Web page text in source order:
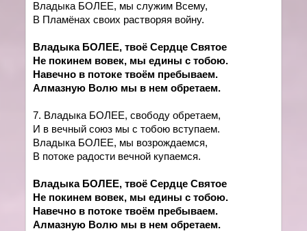
Владыка БОЛЕЕ, мы служим Всему,
В Пламёнах своих растворяя войну.
Владыка БОЛЕЕ, твоё Сердце Святое
Не покинем вовек, мы едины с тобою.
Навечно в потоке твоём пребываем.
Алмазную Волю мы в нем обретаем.
7. Владыка БОЛЕЕ, свободу обретаем,
И в вечный союз мы с тобою вступаем.
Владыка БОЛЕЕ, мы возрождаемся,
В потоке радости вечной купаемся.
Владыка БОЛЕЕ, твоё Сердце Святое
Не покинем вовек, мы едины с тобою.
Навечно в потоке твоём пребываем.
Алмазную Волю мы в нем обретаем.